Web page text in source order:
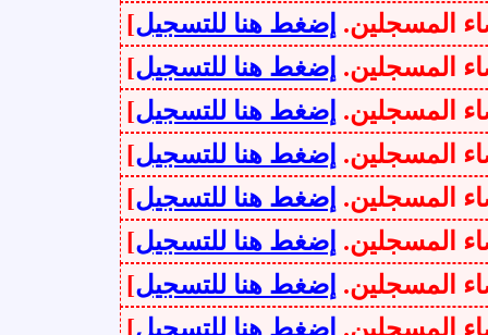
إضغط هنا للتسجيل]
إضغط هنا للتسجيل]
إضغط هنا للتسجيل]
إضغط هنا للتسجيل]
إضغط هنا للتسجيل]
إضغط هنا للتسجيل]
إضغط هنا للتسجيل]
إضغط هنا للتسجيل]